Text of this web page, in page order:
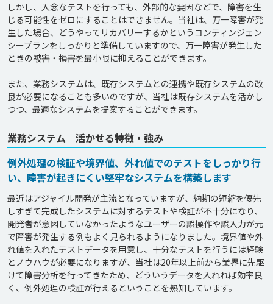
しかし、入念なテストを行っても、外部的な要因などで、障害を生
じる可能性をゼロにすることはできません。当社は、万一障害が発
生した場合、どうやってリカバリーするかというコンティンジェン
シープランをしっかりと準備していますので、万一障害が発生した
ときの被害・損害を最小限に抑えることができます。
また、業務システムは、既存システムとの連携や既存システムの改
良が必要になることも多いのですが、当社は既存システムを活かし
業務システム 活かせる特徴・強み
例外処理の検証や境界値、外れ値でのテストをしっかり行
い、障害が起きにくい堅牢なシステムを構築します
最近はアジャイル開発が主流となっていますが、納期の短縮を優先
しすぎて完成したシステムに対するテストや検証が不十分になり、
開発者が意図していなかったようなユーザーの誤操作や誤入力が元
で障害が発生する例もよく見られるようになりました。境界値や外
れ値を入れたテストデータを用意し、十分なテストを行うには経験
とノウハウが必要になりますが、当社は20年以上前から業界に先駆
けて障害分析を行ってきたため、どういうデータを入れれば効率良
く、例外処理の検証が行えるということを熟知しています。